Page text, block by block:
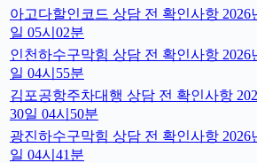
아고다할인코드 상담 전 확인사항 2026
일 05시02분
인천하수구막힘 상담 전 확인사항 2026
일 04시55분
김포공항주차대행 상담 전 확인사항
30일 04시50분
광진하수구막힘 상담 전 확인사항 2026
일 04시41분